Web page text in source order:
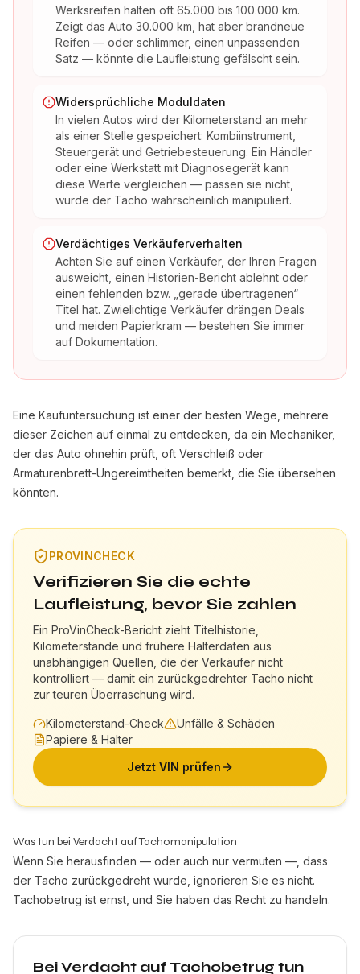
Werksreifen halten oft 65.000 bis 100.000 km.
Zeigt das Auto 30.000 km, hat aber brandneue
Reifen — oder schlimmer, einen unpassenden
Satz — könnte die Laufleistung gefälscht sein.
Widersprüchliche Moduldaten
In vielen Autos wird der Kilometerstand an mehr
als einer Stelle gespeichert: Kombiinstrument,
Steuergerät und Getriebesteuerung. Ein Händler
oder eine Werkstatt mit Diagnosegerät kann
diese Werte vergleichen — passen sie nicht,
wurde der Tacho wahrscheinlich manipuliert.
Verdächtiges Verkäuferverhalten
Achten Sie auf einen Verkäufer, der Ihren Fragen
ausweicht, einen Historien-Bericht ablehnt oder
einen fehlenden bzw. „gerade übertragenen“
Titel hat. Zwielichtige Verkäufer drängen Deals
und meiden Papierkram — bestehen Sie immer
auf Dokumentation.
Eine Kaufuntersuchung ist einer der besten Wege, mehrere
dieser Zeichen auf einmal zu entdecken, da ein Mechaniker,
der das Auto ohnehin prüft, oft Verschleiß oder
Armaturenbrett-Ungereimtheiten bemerkt, die Sie übersehen
könnten.
PROVINCHECK
Verifizieren Sie die echte
Laufleistung, bevor Sie zahlen
Ein ProVinCheck-Bericht zieht Titelhistorie,
Kilometerstände und frühere Halterdaten aus
unabhängigen Quellen, die der Verkäufer nicht
kontrolliert — damit ein zurückgedrehter Tacho nicht
zur teuren Überraschung wird.
Kilometerstand-Check
Unfälle & Schäden
Papiere & Halter
Jetzt VIN prüfen
Was tun bei Verdacht auf Tachomanipulation
Wenn Sie herausfinden — oder auch nur vermuten —, dass
der Tacho zurückgedreht wurde, ignorieren Sie es nicht.
Tachobetrug ist ernst, und Sie haben das Recht zu handeln.
Bei Verdacht auf Tachobetrug tun